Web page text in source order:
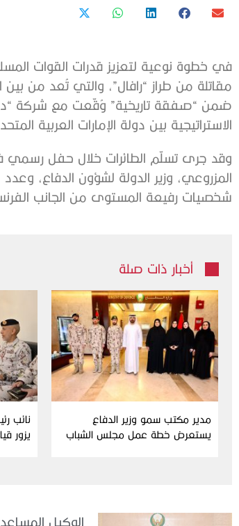
مقاتلة من طراز “رافال”، والتي تُعد من بين
ضمن “صفقة تاريخية” وُقّعت مع شركة
الاستراتيجية بين دولة الإمارات العربية
وقد جرى تسلّم الطائرات خلال حفل
المزروعي، وزير الدولة لشؤون الدفاع،
شخصيات رفيعة المستوى من الجانب
أخبار ذات صلة
مدير مكتب سمو وزير الدفاع
يستعرض خطة عمل مجلس الشباب
نائب
يزور
الوكيل المساعد